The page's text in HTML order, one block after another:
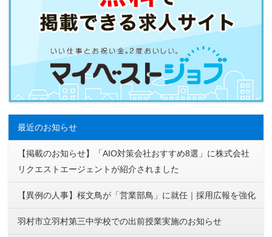
最近のお知らせ
【掲載のお知らせ】「AIO対策会社おすすめ8選」に株式会社
リクエストエージェントが紹介されました
【異例の人事】桜文鳥が「営業部鳥」に就任｜採用広報を強化
羽村市立羽村第三中学校での出前授業実施のお知らせ